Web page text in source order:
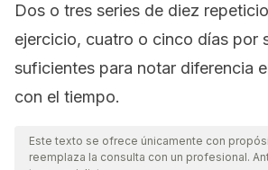
Dos o tres series de diez
ejercicio, cuatro o cinco días por
suficientes para notar diferencia
con el tiempo.
Este texto se ofrece únicamente con
reemplaza la consulta con un profesional.